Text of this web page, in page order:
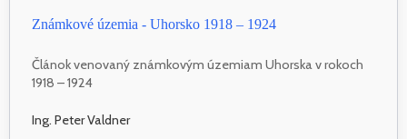
Známkové územia - Uhorsko 1918 – 1924
Článok venovaný známkovým územiam Uhorska v rokoch
1918 – 1924
Ing. Peter Valdner